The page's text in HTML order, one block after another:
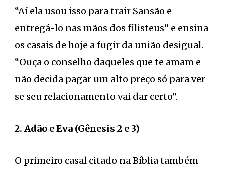
“Aí ela usou isso para trair Sansão e
entregá-lo nas mãos dos filisteus” e ensina
os casais de hoje a fugir da união desigual.
“Ouça o conselho daqueles que te amam e
não decida pagar um alto preço só para ver
se seu relacionamento vai dar certo”.
2. Adão e Eva (Gênesis 2 e 3)
O primeiro casal citado na Bíblia também